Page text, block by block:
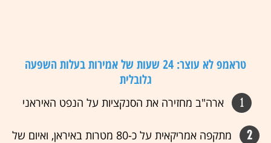
טראמפ לא עוצר: 24 שעות של אמירות בעלות השפעה
גלובלית
1 ארה"ב מחזירה את הסנקציות על הנפט האיראני
2
מתקפה אמריקאית על כ-80 מטרות באיראן, ואיום של